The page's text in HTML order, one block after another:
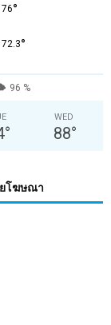
76°
72.3°
96 %
°
WED
88°
โฆษณา